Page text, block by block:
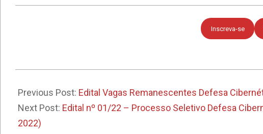
Inscreva-se
10-
21
Previous Post: Edital Vagas Remanescentes Defesa
Next Post: Edital nº 01/22 – Processo Seletivo Defesa
2022)
A